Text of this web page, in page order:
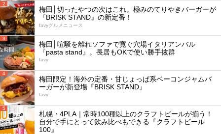
2
梅田│切ったやつの次はこれ。極みのてりやきバーガーが
『BRISK STAND』の新定番！
favyグルメニュース
3
梅田│喧騒を離れソファで寛ぐ穴場イタリアンバル
『pasta stand』。長居もOKで使い勝手抜群
favy
4
梅田限定！海外の定番・甘じょっぱ系ベーコンジャムバ
ーガーが新登場『BRISK STAND』
favy
5
札幌・4PLA｜常時100種以上のクラフトビールが揃う！
自分で手にとって飲み比べもできる『クラフトビール
100』